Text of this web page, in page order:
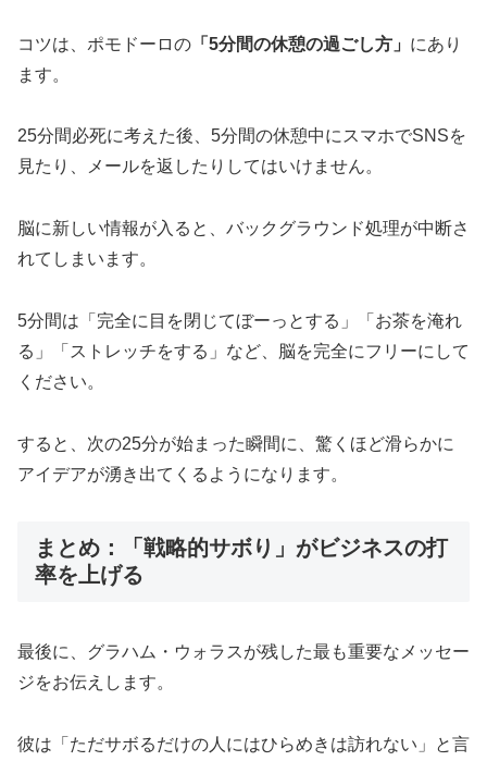
コツは、ポモドーロの 「5分間の休憩の過ごし方」 にあり
ます。
25分間必死に考えた後、5分間の休憩中にスマホでSNSを
見たり、メールを返したりしてはいけません。
脳に新しい情報が入ると、バックグラウンド処理が中断さ
れてしまいます。
5分間は「完全に目を閉じてぼーっとする」「お茶を淹れ
る」「ストレッチをする」など、脳を完全にフリーにして
ください。
すると、次の25分が始まった瞬間に、驚くほど滑らかに
アイデアが湧き出てくるようになります。
まとめ：「戦略的サボり」がビジネスの打
率を上げる
最後に、グラハム・ウォラスが残した最も重要なメッセー
ジをお伝えします。
彼は「ただサボるだけの人にはひらめきは訪れない」と言